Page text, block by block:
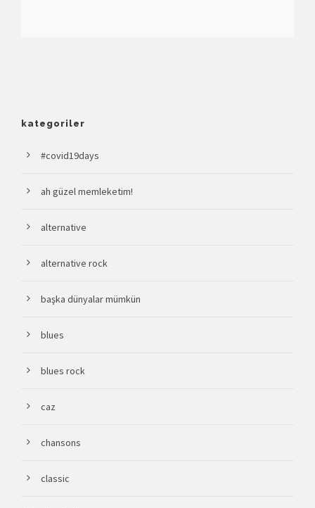
kategoriler
#covid19days
ah güzel memleketim!
alternative
alternative rock
başka dünyalar mümkün
blues
blues rock
caz
chansons
classic